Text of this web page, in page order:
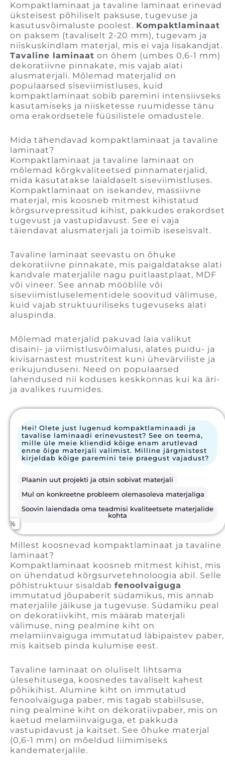
Kompaktlaminaat ja tavaline laminaat erinevad
üksteisest põhiliselt paksuse, tugevuse ja
kasutusvõimaluste poolest. Kompaktlaminaat
on paksem (tavaliselt 2-20 mm), tugevam ja
niiskuskindlam materjal, mis ei vaja lisakandjat.
Tavaline laminaat on õhem (umbes 0,6-1 mm)
dekoratiivne pinnakate, mis vajab alati
alusmaterjali. Mõlemad materjalid on
populaarsed siseviimistluses, kuid
kompaktlaminaat sobib paremini intensiivseks
kasutamiseks ja niisketesse ruumidesse tänu
oma erakordsetele füüsilistele omadustele.
Mida tähendavad kompaktlaminaat ja tavaline
laminaat?
Kompaktlaminaat ja tavaline laminaat on
mõlemad kõrgkvaliteetsed pinnamaterjalid,
mida kasutatakse laialdaselt siseviimistluses.
Kompaktlaminaat on isekandev, massiivne
materjal, mis koosneb mitmest kihistatud
kõrgsurvepressitud kihist, pakkudes erakordset
tugevust ja vastupidavust. See ei vaja
täiendavat alusmaterjali ja toimib iseseisvalt.
Tavaline laminaat seevastu on õhuke
dekoratiivne pinnakate, mis paigaldatakse alati
kandvale materjalile nagu puitlaastplaat, MDF
või vineer. See annab mööblile või
siseviimistluselementidele soovitud välimuse,
kuid vajab struktuuriliseks tugevuseks alati
aluspinda.
Mõlemad materjalid pakuvad laia valikut
disaini- ja viimistlusvõimalusi, alates puidu- ja
kivisarnastest mustritest kuni ühevärviliste ja
erikujunduseni. Need on populaarsed
lahendused nii koduses keskkonnas kui ka äri-
ja avalikes ruumides.
Hei! Olete just lugenud kompaktlaminaadi ja
tavalise laminaadi erinevustest? See on teema,
mille üle meie kliendid kõige enam arutlevad
enne õige materjali valimist. Milline järgmistest
kirjeldab kõige paremini teie praegust vajadust?
Plaanin uut projekti ja otsin sobivat materjali
Mul on konkreetne probleem olemasoleva materjaliga
Soovin laiendada oma teadmisi kvaliteetsete materjalide
kohta
Olen arhitekt / disainer ja otsin lahendusi klientidele
Töötan puusepa-/mööblivaldkonnas
Esindan ehitusettevõtet või olen alltöövõtja
E-post
Telefon
Ettevõte
Projekt tüüp
Soovin personaalset konsultatsiooni
Millest koosnevad kompaktlaminaat ja tavaline
laminaat?
Kompaktlaminaat koosneb mitmest kihist, mis
on ühendatud kõrgsurvetehnoloogia abil. Selle
põhistruktuur sisaldab fenoolvaiguga
immutatud jõupaberit südamikus, mis annab
materjalile jäikuse ja tugevuse. Südamiku peal
on dekoratiivkiht, mis määrab materjali
välimuse, ning pealmine kiht on
melamiinvaiguga immutatud läbipaistev paber,
mis kaitseb pinda kulumise eest.
Tavaline laminaat on oluliselt lihtsama
ülesehitusega, koosnedes tavaliselt kahest
põhikihist. Alumine kiht on immutatud
fenoolvaiguga paber, mis tagab stabiilsuse,
ning pealmine kiht on dekoratiivpaber, mis on
kaetud melamiinvaiguga, et pakkuda
vastupidavust ja kaitset. See õhuke materjal
(0,6-1 mm) on mõeldud liimimiseks
kandematerjalile.